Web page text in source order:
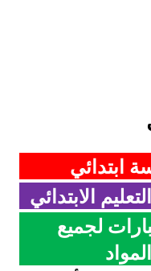
ابتدائي
الابتدائي
لجميع